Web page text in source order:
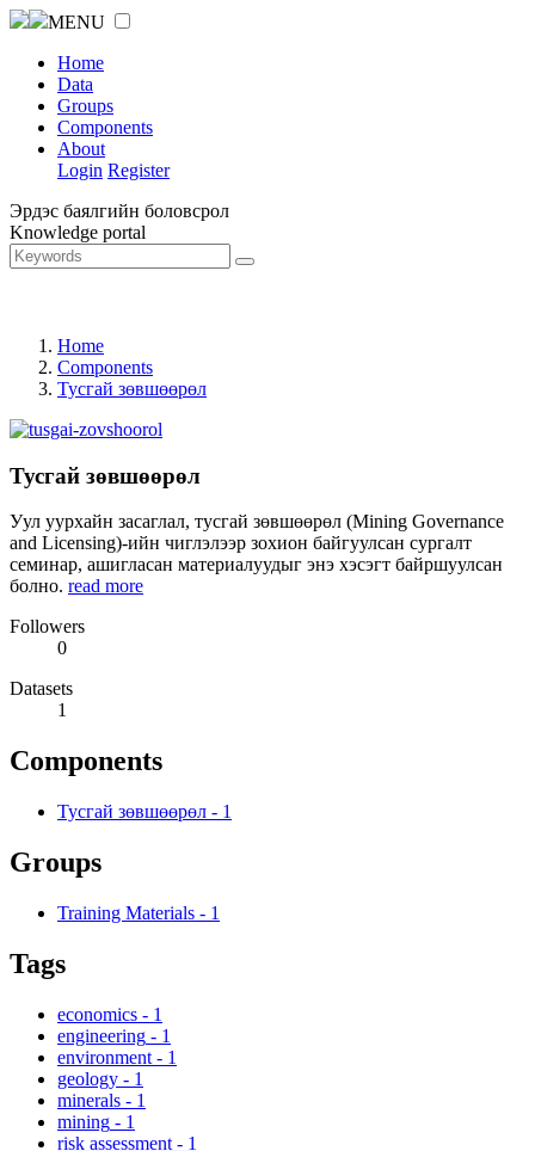
MENU
Home
Data
Groups
Components
About
Login Register
Эрдэс баялгийн боловсрол
Knowledge portal
Home
Components
Тусгай зөвшөөрөл
Тусгай зөвшөөрөл
Уул уурхайн засаглал, тусгай зөвшөөрөл (Mining Governance
and Licensing)-ийн чиглэлээр зохион байгуулсан сургалт
семинар, ашигласан материалуудыг энэ хэсэгт байршуулсан
болно. read more
Followers
0
Datasets
1
Components
Тусгай зөвшөөрөл - 1
Groups
Training Materials - 1
Tags
economics - 1
engineering - 1
environment - 1
geology - 1
minerals - 1
mining - 1
risk assessment - 1